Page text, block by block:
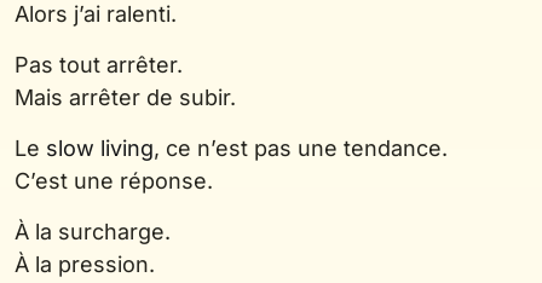
Alors j’ai ralenti.
Pas tout arrêter.
Mais arrêter de subir.
Le slow living, ce n’est pas une tendance.
C’est une réponse.
À la surcharge.
À la pression.